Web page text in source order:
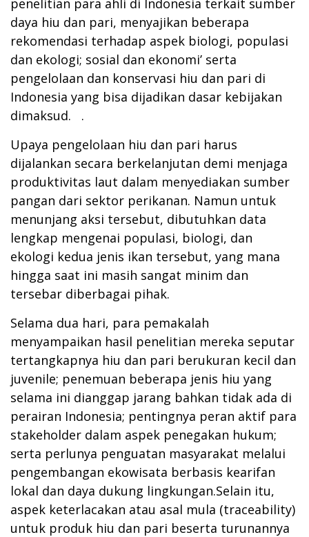
penelitian para ahli di Indonesia terkait sumber
daya hiu dan pari, menyajikan beberapa
rekomendasi terhadap aspek biologi, populasi
dan ekologi; sosial dan ekonomi’ serta
pengelolaan dan konservasi hiu dan pari di
Indonesia yang bisa dijadikan dasar kebijakan
dimaksud. .
Upaya pengelolaan hiu dan pari harus
dijalankan secara berkelanjutan demi menjaga
produktivitas laut dalam menyediakan sumber
pangan dari sektor perikanan. Namun untuk
menunjang aksi tersebut, dibutuhkan data
lengkap mengenai populasi, biologi, dan
ekologi kedua jenis ikan tersebut, yang mana
hingga saat ini masih sangat minim dan
tersebar diberbagai pihak.
Selama dua hari, para pemakalah
menyampaikan hasil penelitian mereka seputar
tertangkapnya hiu dan pari berukuran kecil dan
juvenile; penemuan beberapa jenis hiu yang
selama ini dianggap jarang bahkan tidak ada di
perairan Indonesia; pentingnya peran aktif para
stakeholder dalam aspek penegakan hukum;
serta perlunya penguatan masyarakat melalui
pengembangan ekowisata berbasis kearifan
lokal dan daya dukung lingkungan.Selain itu,
aspek keterlacakan atau asal mula (traceability)
untuk produk hiu dan pari beserta turunannya